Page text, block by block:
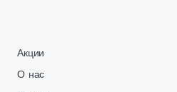
Акции
О нас